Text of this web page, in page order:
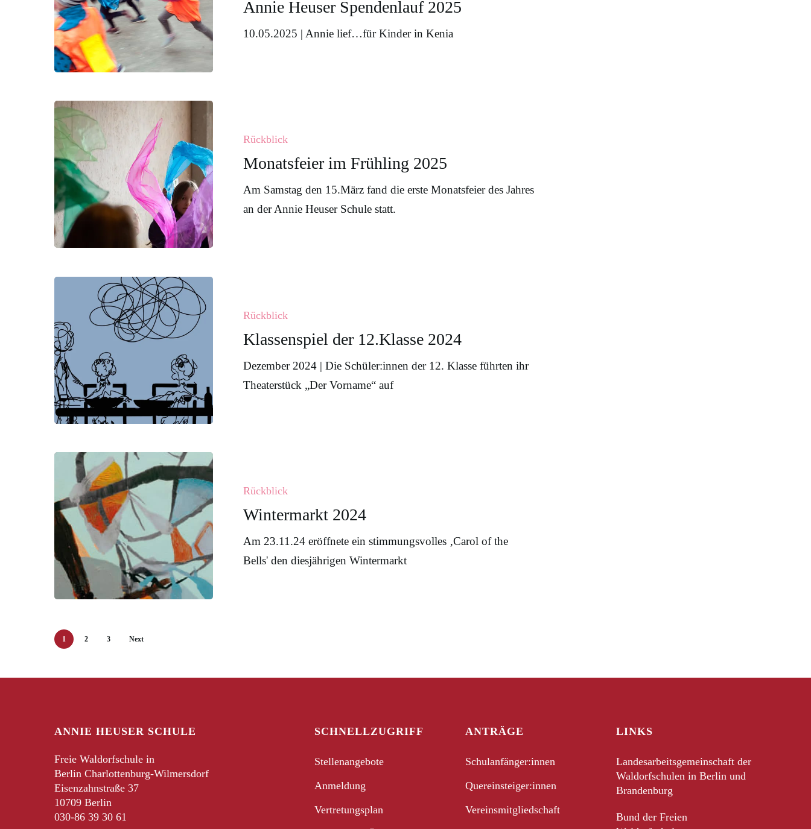
Annie Heuser Spendenlauf 2025
10.05.2025 | Annie lief…für Kinder in Kenia
Rückblick
Monatsfeier im Frühling 2025
Am Samstag den 15.März fand die erste Monatsfeier des Jahres
an der Annie Heuser Schule statt.
Rückblick
Klassenspiel der 12.Klasse 2024
Dezember 2024 | Die Schüler:innen der 12. Klasse führten ihr
Theaterstück „Der Vorname“ auf
Rückblick
Wintermarkt 2024
Am 23.11.24 eröffnete ein stimmungsvolles ‚Carol of the
Bells' den diesjährigen Wintermarkt
1 2 3 Next
ANNIE HEUSER SCHULE
Freie Waldorfschule in
Berlin Charlottenburg-Wilmersdorf
Eisenzahnstraße 37
10709 Berlin
030-86 39 30 61
SCHNELLZUGRIFF
Stellenangebote
Anmeldung
Vertretungsplan
ANTRÄGE
Schulanfänger:innen
Quereinsteiger:innen
Vereinsmitgliedschaft
LINKS
Landesarbeitsgemeinschaft der
Waldorfschulen in Berlin und
Brandenburg
Bund der Freien